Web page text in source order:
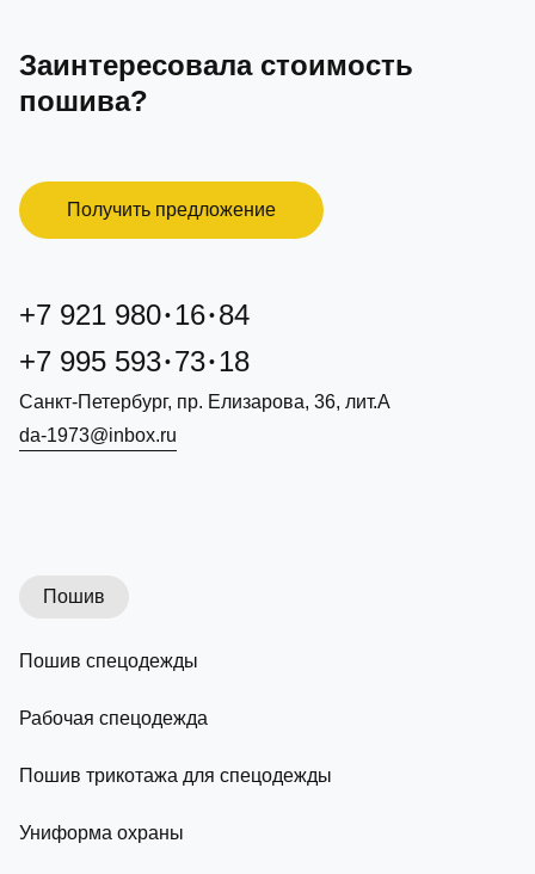
Заинтересовала стоимость
пошива?
Получить предложение
+7 921 980 16 84
+7 995 593 73 18
Санкт-Петербург, пр. Елизарова, 36, лит.А
da-1973@inbox.ru
Пошив
Пошив спецодежды
Рабочая спецодежда
Пошив трикотажа для спецодежды
Униформа охраны